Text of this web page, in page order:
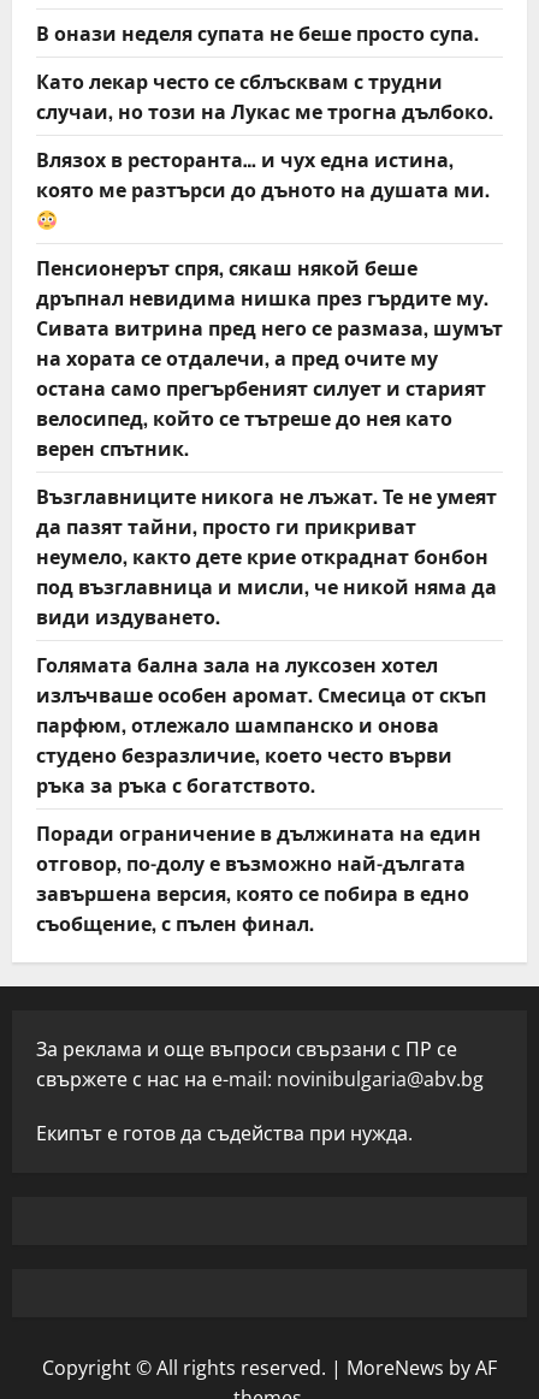
В онази неделя супата не беше просто супа.
Като лекар често се сблъсквам с трудни
случаи, но този на Лукас ме трогна дълбоко.
Влязох в ресторанта… и чух една истина,
която ме разтърси до дъното на душата ми.
Пенсионерът спря, сякаш някой беше
дръпнал невидима нишка през гърдите му.
Сивата витрина пред него се размаза, шумът
на хората се отдалечи, а пред очите му
остана само прегърбеният силует и старият
велосипед, който се тътреше до нея като
верен спътник.
Възглавниците никога не лъжат. Те не умеят
да пазят тайни, просто ги прикриват
неумело, както дете крие откраднат бонбон
под възглавница и мисли, че никой няма да
види издуването.
Голямата бална зала на луксозен хотел
излъчваше особен аромат. Смесица от скъп
парфюм, отлежало шампанско и онова
студено безразличие, което често върви
ръка за ръка с богатството.
Поради ограничение в дължината на един
отговор, по-долу е възможно най-дългата
завършена версия, която се побира в едно
съобщение, с пълен финал.
За реклама и още въпроси свързани с ПР се
свържете с нас на e-mail: novinibulgaria@abv.bg
Екипът е готов да съдейства при нужда.
Copyright © All rights reserved. | MoreNews by AF